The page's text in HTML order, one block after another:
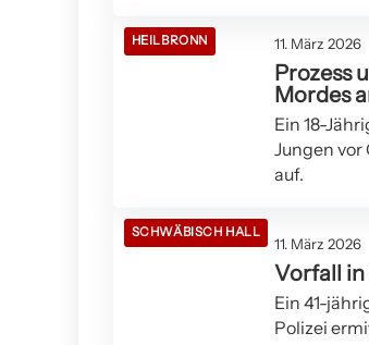
HEILBRONN 11. März 2026
Prozess
Mordes
Ein 18-
Jungen
auf.
SCHWÄBISCH HALL
11. März 2026
Vorfall in
Ein 41-
Polizei
Ehrenamtskarte in
Anerkennung für